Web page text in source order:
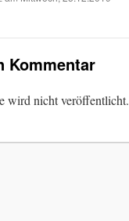
Kommentar
wird nicht veröffentlicht.